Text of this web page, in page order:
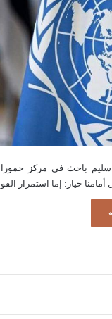
باحث في مركز
أمامنا خيار: إما استمرار